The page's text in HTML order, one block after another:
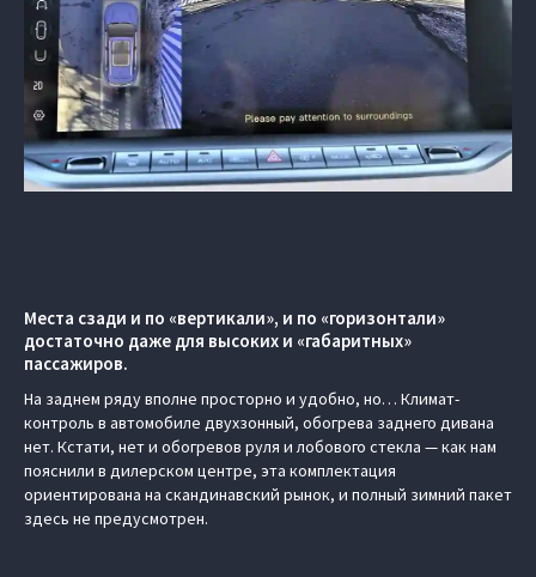
Места сзади и по «вертикали», и по «горизонтали»
достаточно даже для высоких и «габаритных»
пассажиров.
На заднем ряду вполне просторно и удобно, но… Климат-
контроль в автомобиле двухзонный, обогрева заднего дивана
нет. Кстати, нет и обогревов руля и лобового стекла — как нам
пояснили в дилерском центре, эта комплектация
ориентирована на скандинавский рынок, и полный зимний пакет
здесь не предусмотрен.